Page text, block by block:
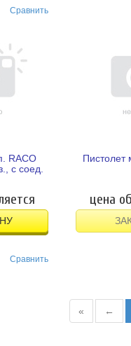
Сравнить
RACO
с соед.
Сравнить
Пистолет
цена
« ←